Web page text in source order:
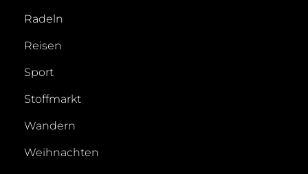
Radeln
Reisen
Sport
Stoffmarkt
Wandern
Weihnachten